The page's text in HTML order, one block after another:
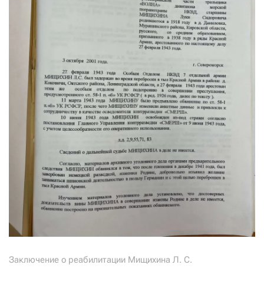
Заключение о реабилитации Мищихина Л. С.